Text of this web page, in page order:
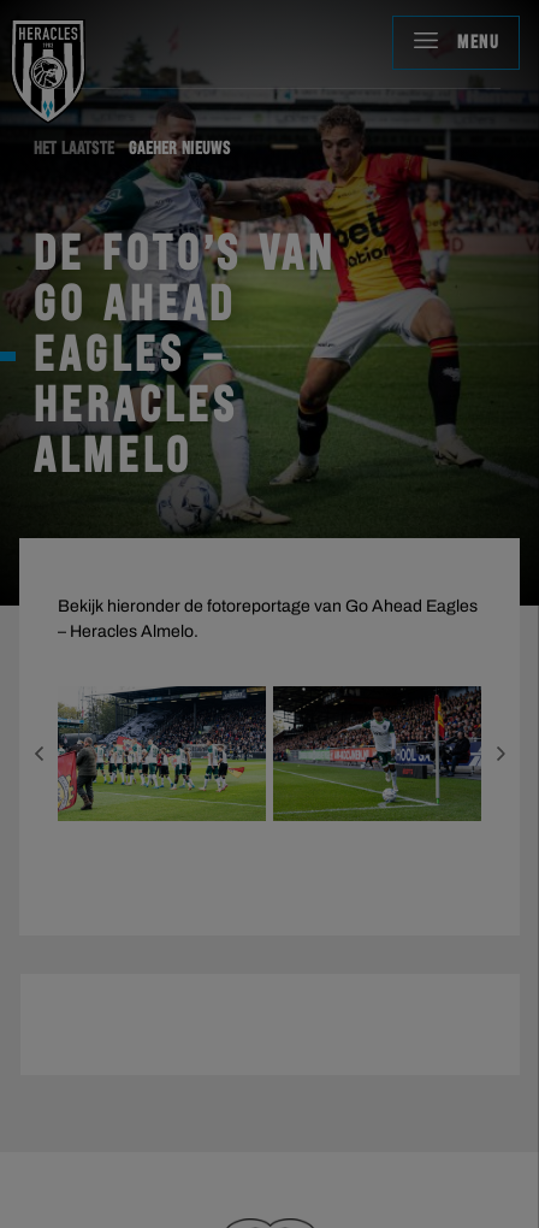
MENU
HET LAATSTE GAEHER NIEUWS
DE FOTO’S VAN
GO AHEAD
EAGLES –
HERACLES
ALMELO
Bekijk hieronder de fotoreportage van Go Ahead Eagles
– Heracles Almelo.